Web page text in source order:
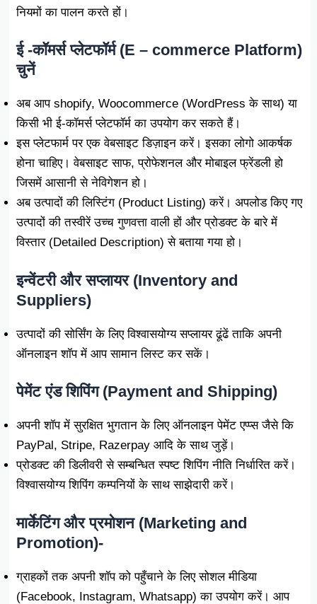
नियमों का पालन करते हों।
ई -कॉमर्स प्लेटफॉर्म (E – commerce Platform)
चुनें
अब आप shopify, Woocommerce (WordPress के साथ) या
किसी भी ई-कॉमर्स प्लेटफॉर्म का उपयोग कर सकते हैं।
इस प्लेटफार्म पर एक वेबसाइट डिज़ाइन करें। इसका लोगो आकर्षक
होना चाहिए। वेबसाइट साफ, प्रोफेशनल और मोबाइल फ्रेंडली हो
जिसमें आसानी से नेविगेशन हो।
अब उत्पादों की लिस्टिंग (Product Listing) करें। अपलोड किए गए
उत्पादों की तस्वीरें उच्च गुणवत्ता वाली हों और प्रोडक्ट के बारे में
विस्तार (Detailed Description) से बताया गया हो।
इन्वेंटरी और सप्लायर (Inventory and
Suppliers)
उत्पादों की सोर्सिंग के लिए विश्वासयोग्य सप्लायर ढूंढें ताकि अपनी
ऑनलाइन शॉप में आप सामान लिस्ट कर सकें।
पेमेंट एंड शिपिंग (Payment and Shipping)
अपनी शॉप में सुरक्षित भुगतान के लिए ऑनलाइन पेमेंट एप्प्स जैसे कि
PayPal, Stripe, Razerpay आदि के साथ जुड़ें।
प्रोडक्ट की डिलीवरी से सम्बन्धित स्पष्ट शिपिंग नीति निर्धारित करें।
विश्वासयोग्य शिपिंग कम्पनियों के साथ साझेदारी करें।
मार्केटिंग और प्रमोशन (Marketing and
Promotion)-
ग्राहकों तक अपनी शॉप को पहुँचाने के लिए सोशल मीडिया
(Facebook, Instagram, Whatsapp) का उपयोग करें। आप